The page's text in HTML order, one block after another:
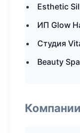
Esthetic
ИП Glow
Студия
Beauty